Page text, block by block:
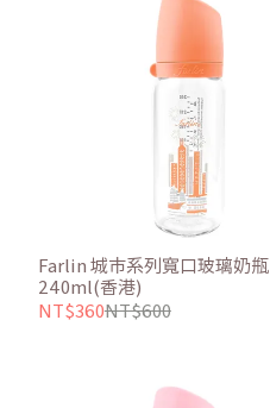
Farlin 城市系列寬口玻璃奶瓶
240ml(香港)
NT$360NT$600